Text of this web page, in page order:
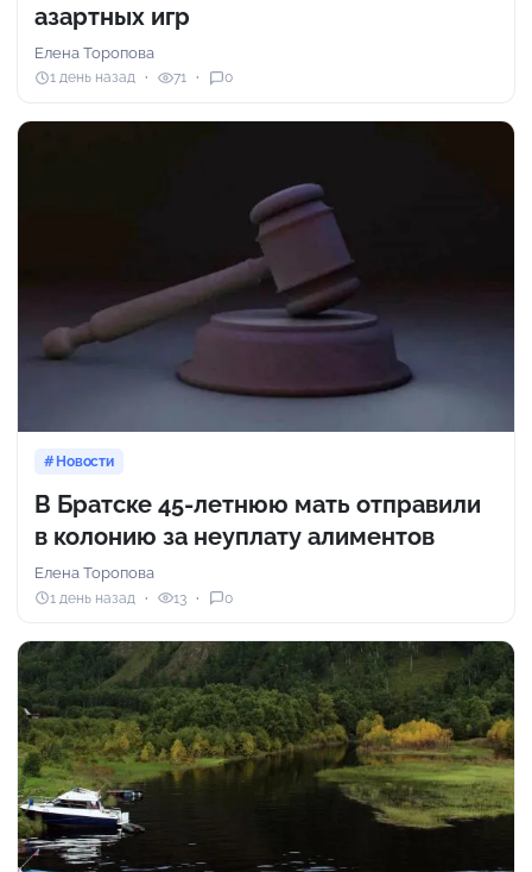
азартных игр
Елена Торопова
1 день назад 71 0
Новости
В Братске 45-летнюю мать отправили
в колонию за неуплату алиментов
Елена Торопова
1 день назад 13 0